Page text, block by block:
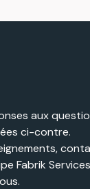
aux
ci-contre.
Fabrik